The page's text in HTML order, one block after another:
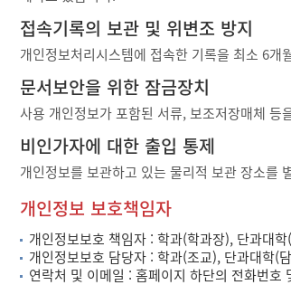
접속기록의 보관 및 위변조 방지
개인정보처리시스템에 접속한 기록을 최소 6
문서보안을 위한 잠금장치
사용 개인정보가 포함된 서류, 보조저장매체
비인가자에 대한 출입 통제
개인정보를 보관하고 있는 물리적 보관 장소를
개인정보 보호책임자
개인정보보호 책임자 : 학과(학과장), 단과대
개인정보보호 담당자 : 학과(조교), 단과대학(
연락처 및 이메일 : 홈페이지 하단의 전화번호